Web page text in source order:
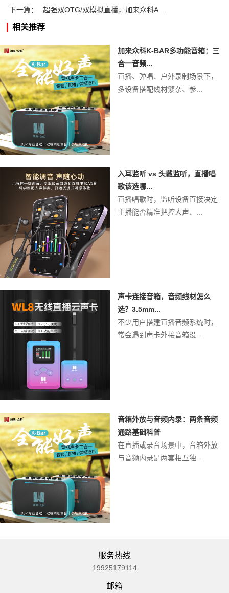
下一篇：
超强双OTG/双模拟直播，加来众科A...
相关推荐
加来众科K-BAR多功能音箱：三
合一音频...
直播、弹唱、户外录制场景下，
多设备搭配线材繁杂、参...
入耳监听 vs 头戴监听，直播唱
歌该选哪...
直播唱歌时，监听设备直接决定
主播能否精准把控人声、...
声卡连接音箱，音频线材怎么
选？3.5mm...
不少用户搭建直播音频系统时，
常会遇到声卡外接音箱没...
音箱外放与音频内录：两条音频
通路基础科普
在直播或录音场景中，音箱外放
与音频内录是两套相互独...
服务热线
19925179114
邮箱